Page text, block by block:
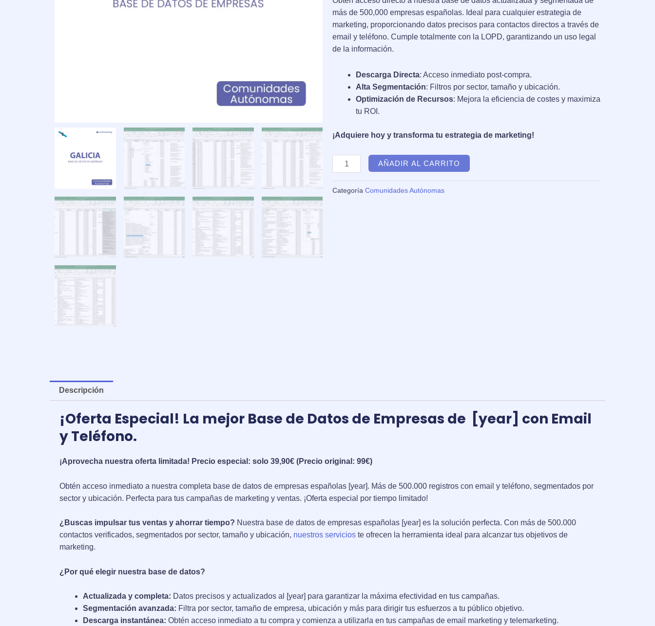
más de 500,000 empresas españolas. Ideal para cualquier estrategia de
marketing, proporcionando datos precisos para contactos directos a través de
email y teléfono. Cumple totalmente con la LOPD, garantizando un uso legal
de la información.
Descarga Directa: Acceso inmediato post-compra.
Alta Segmentación: Filtros por sector, tamaño y ubicación.
Optimización de Recursos: Mejora la eficiencia de costes y maximiza
tu ROI.
¡Adquiere hoy y transforma tu estrategia de marketing!
Base
de
AÑADIR AL CARRITO
Categoría Comunidades Autónomas
Descripción
¡Oferta Especial! La mejor Base de Datos de Empresas de [year] con Email
y Teléfono.
¡Aprovecha nuestra oferta limitada! Precio especial: solo 39,90€ (Precio original: 99€)
Obtén acceso inmediato a nuestra completa base de datos de empresas españolas [year]. Más de 500.000 registros con email y teléfono, segmentados por
sector y ubicación. Perfecta para tus campañas de marketing y ventas. ¡Oferta especial por tiempo limitado!
¿Buscas impulsar tus ventas y ahorrar tiempo? Nuestra base de datos de empresas españolas [year] es la solución perfecta. Con más de 500.000
contactos verificados, segmentados por sector, tamaño y ubicación, nuestros servicios te ofrecen la herramienta ideal para alcanzar tus objetivos de
marketing.
¿Por qué elegir nuestra base de datos?
Actualizada y completa: Datos precisos y actualizados al [year] para garantizar la máxima efectividad en tus campañas.
Segmentación avanzada: Filtra por sector, tamaño de empresa, ubicación y más para dirigir tus esfuerzos a tu público objetivo.
Descarga instantánea: Obtén acceso inmediato a tu compra y comienza a utilizarla en tus campañas de email marketing y telemarketing.